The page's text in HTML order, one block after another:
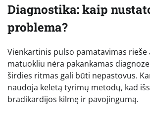
Diagnostika: kaip
problema?
Vienkartinis pulso pamatavimas
matuokliu nėra pakankamas
širdies ritmas gali būti nepastovus.
naudoja keletą tyrimų metodų, kad
bradikardijos kilmę ir pavojingumą.